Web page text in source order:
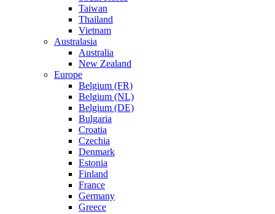
Taiwan
Thailand
Vietnam
Australasia
Australia
New Zealand
Europe
Belgium (FR)
Belgium (NL)
Belgium (DE)
Bulgaria
Croatia
Czechia
Denmark
Estonia
Finland
France
Germany
Greece